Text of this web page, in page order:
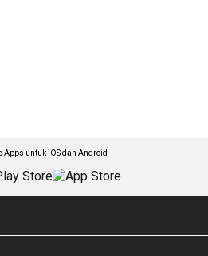
Apps untuk iOS dan Android